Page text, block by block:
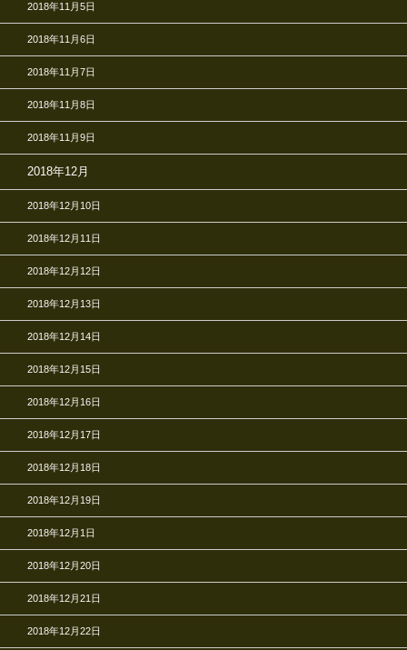
2018年11月5日
2018年11月6日
2018年11月7日
2018年11月8日
2018年11月9日
2018年12月
2018年12月10日
2018年12月11日
2018年12月12日
2018年12月13日
2018年12月14日
2018年12月15日
2018年12月16日
2018年12月17日
2018年12月18日
2018年12月19日
2018年12月1日
2018年12月20日
2018年12月21日
2018年12月22日